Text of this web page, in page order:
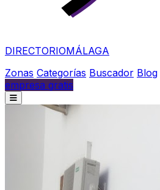
DIRECTORIOMÁLAGA
Zonas Categorías Buscador Blog
empresa gratis